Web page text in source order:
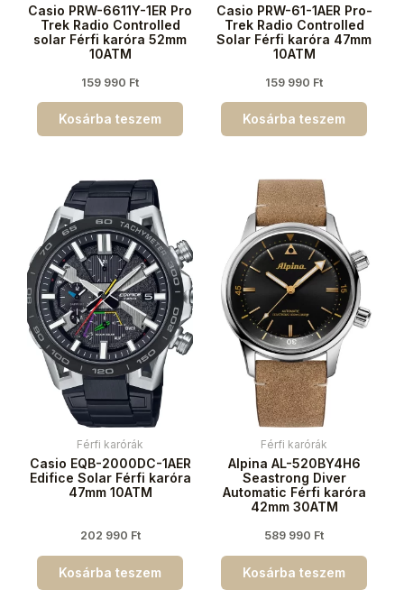
Casio PRW-6611Y-1ER Pro
Trek Radio Controlled
solar Férfi karóra 52mm
10ATM
159 990 Ft
Kosárba teszem
Casio PRW-61-1AER Pro-
Trek Radio Controlled
Solar Férfi karóra 47mm
10ATM
159 990 Ft
Kosárba teszem
Férfi karórák
Casio EQB-2000DC-1AER
Edifice Solar Férfi karóra
47mm 10ATM
202 990 Ft
Kosárba teszem
Férfi karórák
Alpina AL-520BY4H6
Seastrong Diver
Automatic Férfi karóra
42mm 30ATM
589 990 Ft
Kosárba teszem